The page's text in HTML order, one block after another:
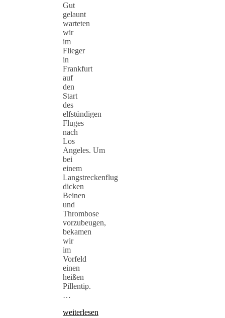
Gut
gelaunt
warteten
wir
im
Flieger
in
Frankfurt
auf
den
Start
des
elfstündigen
Fluges
nach
Los
Angeles. Um
bei
einem
Langstreckenflug
dicken
Beinen
und
Thrombose
vorzubeugen,
bekamen
wir
im
Vorfeld
einen
heißen
Pillentip.
…
weiterlesen